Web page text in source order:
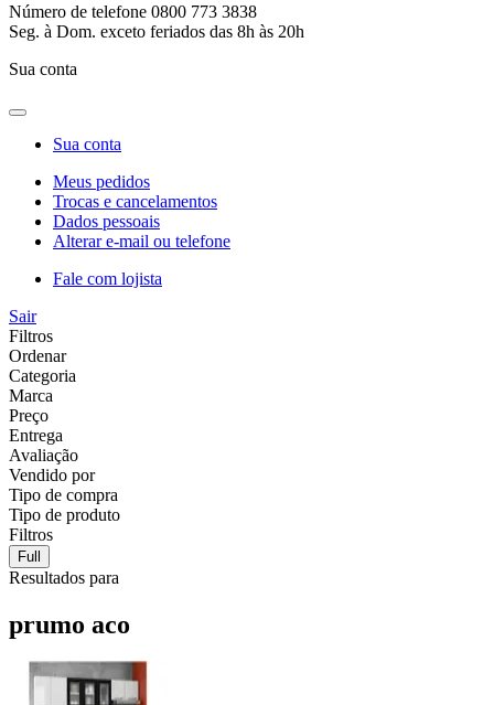
Número de telefone 0800 773 3838
Seg. à Dom. exceto feriados das 8h às 20h
Sua conta
Sua conta
Meus pedidos
Trocas e cancelamentos
Dados pessoais
Alterar e-mail ou telefone
Fale com lojista
Sair
Filtros
Ordenar
Categoria
Marca
Preço
Entrega
Avaliação
Vendido por
Tipo de compra
Tipo de produto
Filtros
Full
Resultados para
prumo aco